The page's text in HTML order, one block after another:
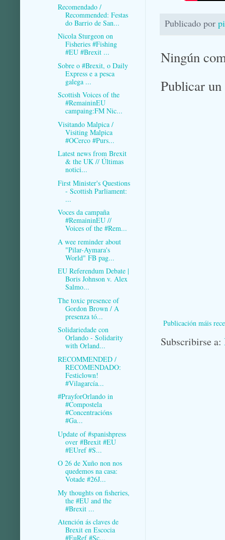
Publicado por
Ningún
Publicar
Publicación máis
Subscribirse a:
Recomendado /
Recommended: Festas
do Barrio de San...
Nicola Sturgeon on
Fisheries #Fishing
#EU #Brexit ...
Sobre o #Brexit, o Daily
Express e a pesca
galega ...
Scottish Voices of the
#RemaininEU
campaing:FM Nic...
Visitando Malpica /
Visiting Malpica
#OCerco #Purs...
Latest news from Brexit
& the UK // Últimas
notici...
First Minister's Questions
- Scottish Parliament:
...
Voces da campaña
#RemaininEU //
Voices of the #Rem...
A wee reminder about
"Pilar-Aymara's
World" FB pag...
EU Referendum Debate |
Boris Johnson v. Alex
Salmo...
The toxic presence of
Gordon Brown / A
presenza tó...
Solidariedade con
Orlando - Solidarity
with Orland...
RECOMMENDED /
RECOMENDADO:
Festiclown!
#Vilagarcía...
#PrayforOrlando in
#Compostela
#Concentracións
#Ga...
Update of #spanishpress
over #Brexit #EU
#EUref #S...
O 26 de Xuño non nos
quedemos na casa:
Votade #26J...
My thoughts on fisheries,
the #EU and the
#Brexit ...
Atención ás claves de
Brexit en Escocia
#EuRef #Sc...